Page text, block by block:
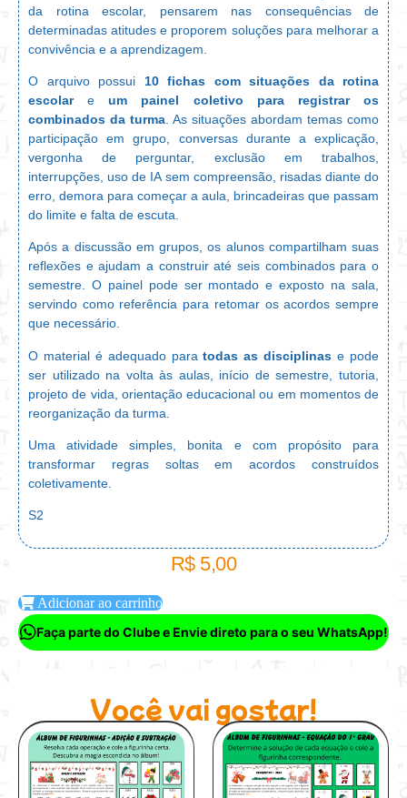
da rotina escolar, pensarem nas consequências de
determinadas atitudes e proporem soluções para melhorar a
convivência e a aprendizagem.
O arquivo possui 10 fichas com situações da rotina
escolareum painel coletivo para registrar os
combinados da turma . As situações abordam temas como
participação em grupo, conversas durante a explicação,
vergonha de perguntar, exclusão em trabalhos,
interrupções, uso de IA sem compreensão, risadas diante do
erro, demora para começar a aula, brincadeiras que passam
do limite e falta de escuta.
Após a discussão em grupos, os alunos compartilham suas
reflexões e ajudam a construir até seis combinados para o
semestre. O painel pode ser montado e exposto na sala,
servindo como referência para retomar os acordos sempre
que necessário.
O material é adequado paratodas as disciplinas e pode
ser utilizado na volta às aulas, início de semestre, tutoria,
projeto de vida, orientação educacional ou em momentos de
reorganização da turma.
Uma atividade simples, bonita e com propósito para
transformar regras soltas em acordos construídos
coletivamente.
S2
R$5,00
Adicionar ao carrinho
Faça parte do Clube e Envie direto para o seu WhatsApp!
Você vai gostar!